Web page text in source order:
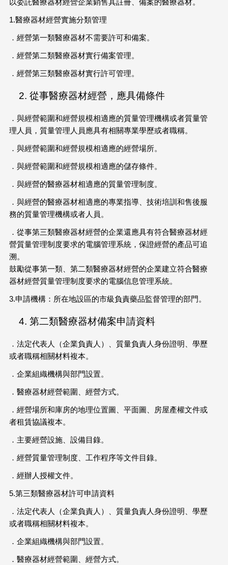
1.醫療器材經營實施分類管理
．經營第一類醫療器材不需要許可和備案。
．經營第二類醫療器材實行備案管理。
．經營第三類醫療器材實行許可管理。
從事醫療器材經營，應具備條件
．與經營範圍和經營規模相適應的質量管理機構或者質量管
理人員，質量管理人員應具有相關專業學歷或者職稱。
．與經營範圍和經營規模相適應的經營場所。
．與經營範圍和經營規模相適應的儲存條件。
．與經營的醫療器材相適應的質量管理制度。
．與經營的醫療器材相適應的專業指導、技術培訓和售後服
務的質量管理機構或者人員。
．從事第三類醫療器材經營的企業還應具有符合醫療器材經
營質量管理制度要求的電腦管理系統，保證經營的產品可追
溯。
鼓勵從事第一類、第二類醫療器材經營的企業建立符合醫療
器材經營質量管理制度要求的電腦信息管理系統。
3.申請機構：所在地設區的市級負責藥品監督管理的部門。
第二類醫療器材備案申請資料
．法定代表人（企業負責人）、質量負責人身份證明、學歷
或者職稱相關材料複本。
．企業組織機構與部門設置。
．醫療器材經營範圍、經營方式。
．經營場所和庫房的地理位置圖、平面圖、房屋產權文件或
者租賃協議複本。
．主要經營設施、設備目錄。
．經營質量管理制度、工作程序等文件目錄。
．經辦人授權文件。
5.第三類醫療器材許可申請資料
．法定代表人（企業負責人）、質量負責人身份證明、學歷
或者職稱相關材料複本。
．企業組織機構與部門設置。
．醫療器材經營範圍、經營方式。